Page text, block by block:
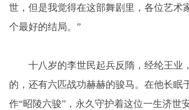
世，但是我觉得在这部舞剧里，各位艺术
个最好的结局。”
十八岁的李世民起兵反隋，经纶王业
的，还有六匹战功赫赫的骏马。在他长眠
作“昭陵六骏”，永久守护着这位一生济世